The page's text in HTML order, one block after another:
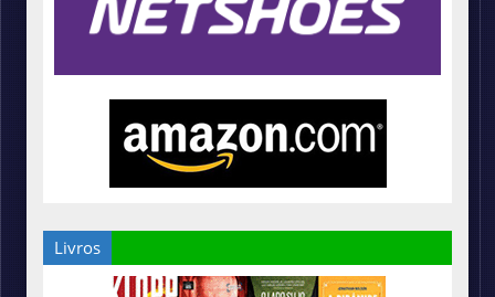
Livros